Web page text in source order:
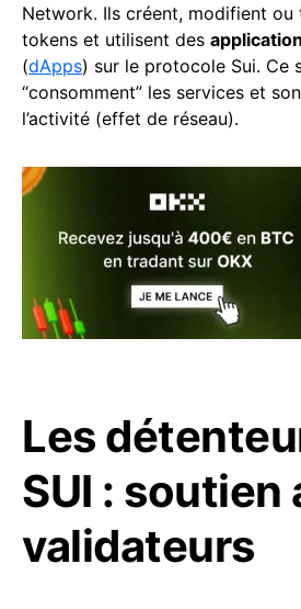
Network. Ils créent, modifient ou
tokens et utilisent des
(dApps) sur le protocole Sui. Ce
“consomment” les services et
l’activité (effet de réseau).
Les
SUI : soutien
validateurs